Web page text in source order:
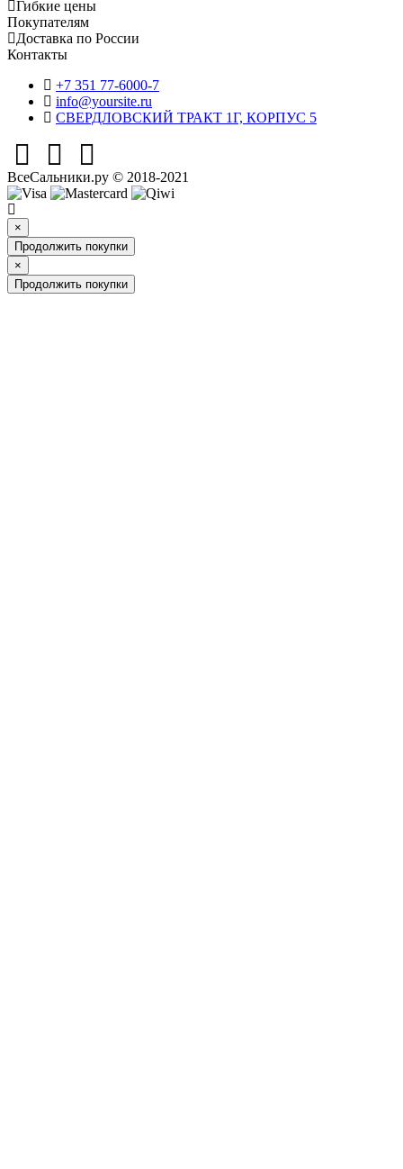
Гибкие цены
Покупателям
Доставка по России
Контакты
+7 351 77-6000-7
info@yoursite.ru
СВЕРДЛОВСКИЙ ТРАКТ 1Г, КОРПУС 5
ВсеСальники.ру © 2018-2021
×
Продолжить покупки
×
Продолжить покупки